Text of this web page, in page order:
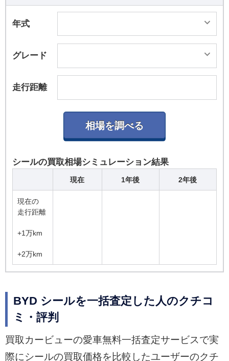
年式
グレード
走行距離
シールの買取相場シミュレーション結果
現在 1年後 2年後
現在の
走行距離
+1万km
+2万km
BYD シールを一括査定した人のクチコ
ミ・評判
買取カービューの愛車無料一括査定サービスで実
際にシールの買取価格を比較したユーザーのクチ